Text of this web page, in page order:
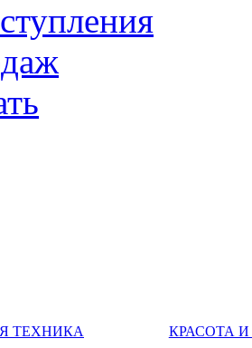
ТЕХНИКА
КРАСОТА И